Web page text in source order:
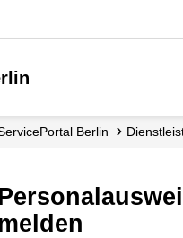
ServicePortal Berlin